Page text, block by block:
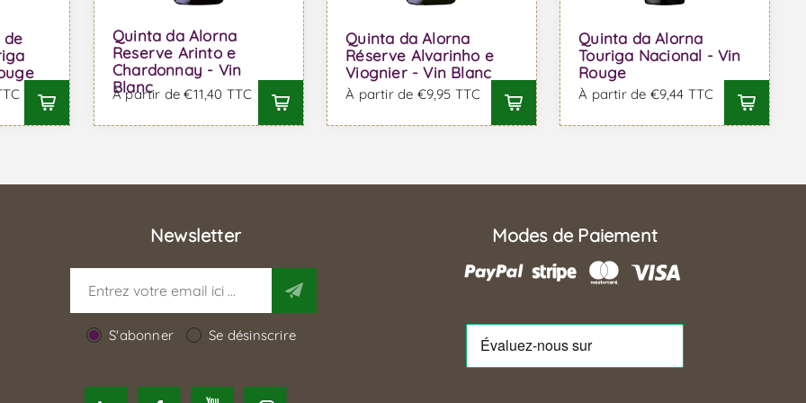
de
Quinta da Alorna
Reserve Arinto e
Chardonnay - Vin
Blanc
À partir de €11,40 TTC
Quinta da Alorna
Réserve Alvarinho e
Viognier - Vin Blanc
À partir de €9,95 TTC
Quinta da Alorna
Touriga Nacional - Vin
Rouge
À partir de €9,44 TTC
Newsletter
S'abonner Se désinscrire
Modes de Paiement